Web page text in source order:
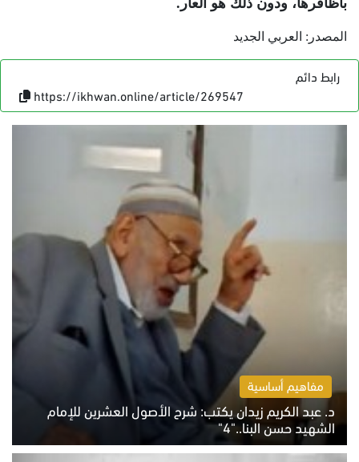
بأظافرها، ودون ذلك هو العار .
المصدر: العربي الجديد
رابط دائم
https://ikhwan.online/article/269547
مفاهيم أساسية
د. عبد الكريم زيدان يكتب: شرح الأصول العشرين للإمام
الشهيد حسن البنا.."4"
الخميس 6 أغسطس 2026 10:27 ص